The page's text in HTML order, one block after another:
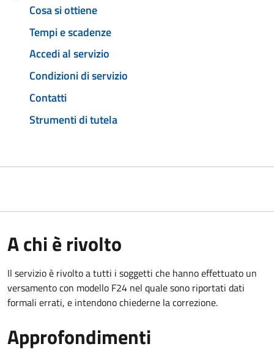
Cosa si ottiene
Tempi e scadenze
Accedi al servizio
Condizioni di servizio
Contatti
Strumenti di tutela
A chi è rivolto
Il servizio è rivolto a tutti i soggetti che hanno effettuato un
versamento con modello F24 nel quale sono riportati dati
formali errati, e intendono chiederne la correzione.
Approfondimenti